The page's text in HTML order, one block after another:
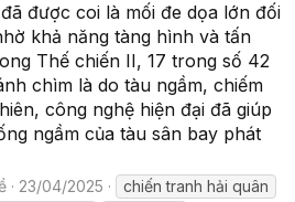
được coi là mối đe dọa lớn đối
khả năng tàng hình và tấn
Thế chiến II, 17 trong số 42
chìm là do tàu ngầm, chiếm
công nghệ hiện đại đã giúp
ngầm của tàu sân bay phát
23/04/2025
chiến tranh hải quân